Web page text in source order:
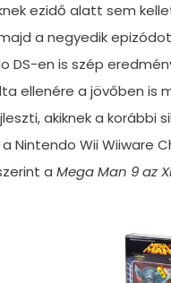
ezidő alatt sem
a negyedik
DS-en is szép
ellenére a jövőben is
akiknek a korábbi
Nintendo Wii Wiiware
a Mega Man 9 az